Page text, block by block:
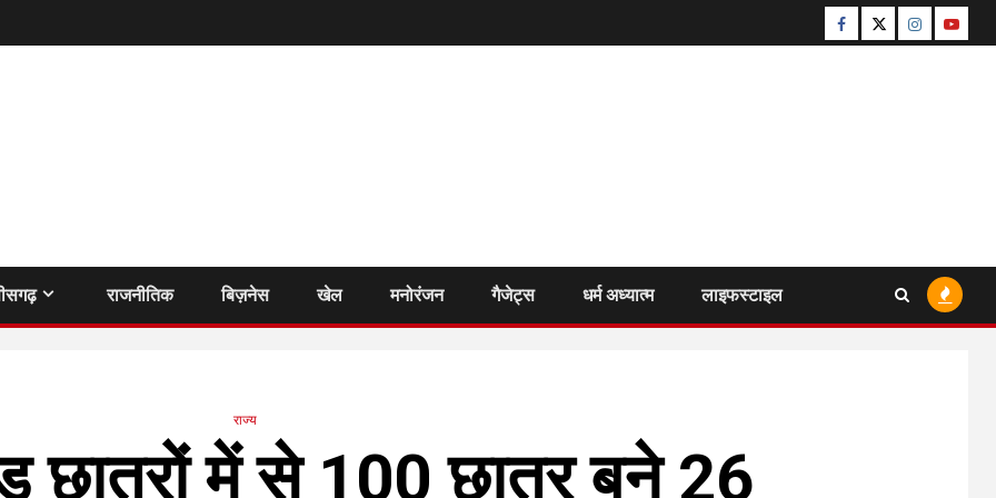
Facebook
TwitterInstagram
राजनीतिक बिज़नेस खेल मनोरंजन गैजेट्स धर्म अध्यात्म लाइफस्टाइल
राज्य
छात्रों में से 100 छात्र बने 26